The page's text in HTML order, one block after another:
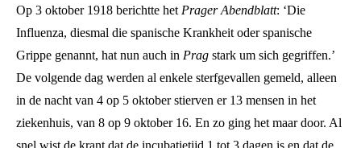
Op 3 oktober 1918 berichtte het Prager Abendblatt: ‘Die
Influenza, diesmal die spanische Krankheit oder spanische
Grippe genannt, hat nun auch in Prag stark um sich gegriffen.’
De volgende dag werden al enkele sterfgevallen gemeld, alleen
in de nacht van 4 op 5 oktober stierven er 13 mensen in het
ziekenhuis, van 8 op 9 oktober 16. En zo ging het maar door. Al